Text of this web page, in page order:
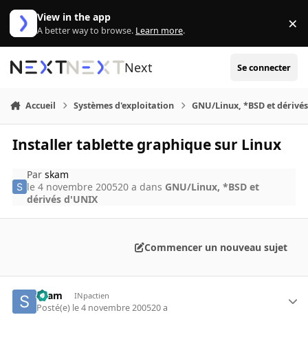
Aller au contenu
View in the app
A better way to browse. Learn more. ×
Next Se connecter
Accueil Systèmes d'exploitation GNU/Linux, *BSD et
Installer tablette graphique sur Linux
Parskam
le 4 novembre 200520 a dans GNU/Linux, *BSD et
dérivés d'UNIX
Commencer un nouveau sujet
skam INpactien
Posté(e) le 4 novembre 200520 a